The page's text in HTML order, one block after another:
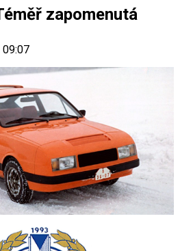
zapomenutá
09:07